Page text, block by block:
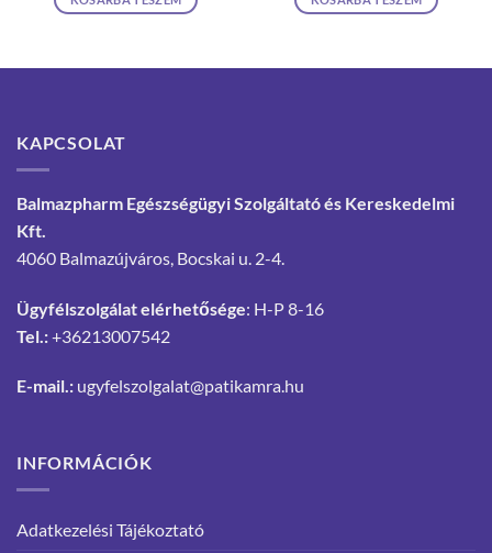
KAPCSOLAT
Balmazpharm Egészségügyi Szolgáltató és Kereskedelmi
Kft.
4060 Balmazújváros, Bocskai u. 2-4.
Ügyfélszolgálat elérhetősége: H-P 8-16
Tel.:+36213007542
E-mail.: ugyfelszolgalat@patikamra.hu
INFORMÁCIÓK
Adatkezelési Tájékoztató